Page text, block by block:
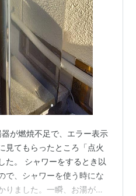
が燃焼不足で、エラー表示
見てもらったところ「点火
た。 シャワーをするとき以
で、シャワーを使う時にな
りました。一瞬、お湯が出